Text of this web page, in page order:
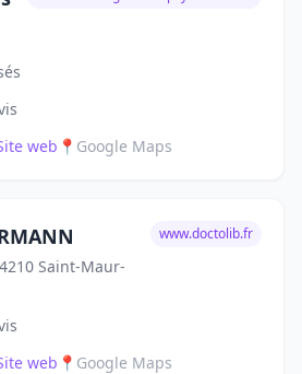
web 📍 Google Maps
Saint-Maur-
www.doctolib.fr
web 📍 Google Maps